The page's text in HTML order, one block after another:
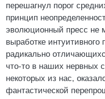
перешагнул порог
принцип
эволюционный пресс не
выработке
радикально
что-то в наших нервных
некоторых из нас,
фантастической